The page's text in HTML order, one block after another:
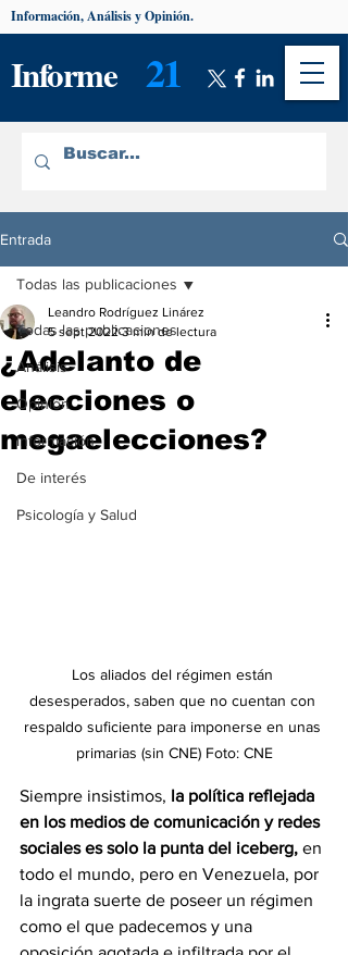
Informe 21
Información, Análisis y Opinión.
Entrada
Todas las publicaciones
Análisis
Opinión
Información
De interés
Psicología y Salud
Todas las publicaciones
¿Adelanto de
elecciones o
megaelecciones?
Leandro Rodríguez Linárez
5 sept 2022 3 min de lectura
Los aliados del régimen están
desesperados, saben que no cuentan con
respaldo suficiente para imponerse en unas
primarias (sin CNE) Foto: CNE
Siempre insistimos, la política reflejada
en los medios de comunicación y redes
sociales es solo la punta del iceberg, en
todo el mundo, pero en Venezuela, por
la ingrata suerte de poseer un régimen
como el que padecemos y una